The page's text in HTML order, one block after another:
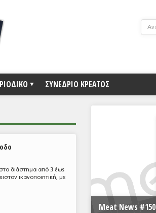
ΣΥΝΕΔΡΙΟ ΚΡΕΑΤΟΣ
διάστημα από 3 έως
ικανοποιητική, με
Meat News #150